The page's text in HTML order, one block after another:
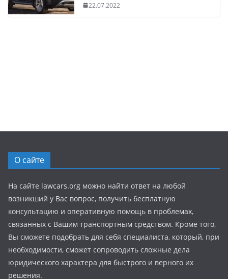
22.07.2022
О сайте
На сайте lawcars.org можно найти ответ на любой
возникший у Вас вопрос, получить бесплатную
консультацию и оперативную помощь в проблемах,
связанных с Вашим транспортным средством. Кроме того,
Вы сможете подобрать для себя специалиста, который, при
необходимости, сможет сопроводить сложные дела
юридического характера для быстрого и верного их
решения.